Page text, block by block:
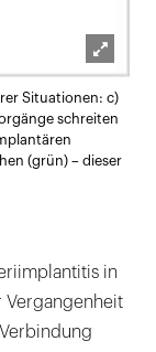
öffnen
Situationen: c)
schreiten
(grün) – dieser
in
Vergangenheit